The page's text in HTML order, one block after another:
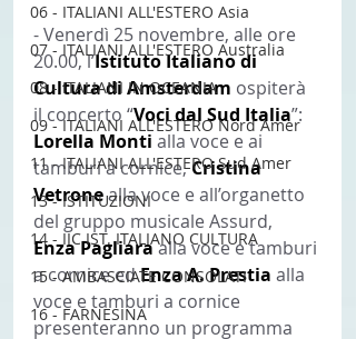
06 - ITALIANI ALL'ESTERO Asia
07 - ITALIANI ALL'ESTERO Australia
08 - ITALIANI IN OCEANIA
09 - ITALIANI ALL'ESTERO Nord Amer
11 - ITALIANI ALL'ESTERO Sud Amer
13 - ISTITUZIONI
14 - IIC IST. ITALIANO CULTURA
15 - AMBASCIATE CONSOLATI
16 - FARNESINA
- Venerdì 25 novembre, alle ore
20.00, l’Istituto Italiano di
Cultura di Amsterdam ospiterà
il concerto “Voci dal Sud Italia”:
Lorella Monti alla voce e ai
tamburi a cornice, Cristina
Vetrone alla voce e all’organetto
del gruppo musicale Assurd,
Enza Pagliara alla voce e tamburi
a cornice ed Enza A. Prestia alla
voce e tamburi a cornice
presenteranno un programma